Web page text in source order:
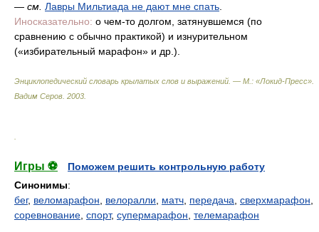
— см. Лавры Мильтиада не дают мне спать
Иносказательно: о чем-то долгом, затянувшемся (по
сравнению с обычно практикой) и изнурительном
(«избирательный марафон» и др.).
Энциклопедический словарь крылатых слов и выражений. — М.: «Локид-Пресс»
Вадим Серов 2003
Игры ⚽
Поможем решить контрольную работу
Синонимы:
бег, веломарафон велоралли матч передача сверхмарафон
соревнование спорт, супермарафон телемарафон